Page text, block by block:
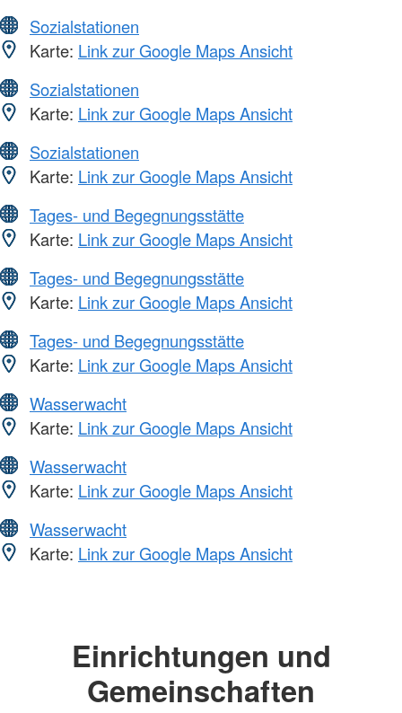
Sozialstationen
Karte: Link zur Google Maps Ansicht
Sozialstationen
Karte: Link zur Google Maps Ansicht
Sozialstationen
Karte: Link zur Google Maps Ansicht
Tages- und Begegnungsstätte
Karte: Link zur Google Maps Ansicht
Tages- und Begegnungsstätte
Karte: Link zur Google Maps Ansicht
Tages- und Begegnungsstätte
Karte: Link zur Google Maps Ansicht
Wasserwacht
Karte: Link zur Google Maps Ansicht
Wasserwacht
Karte: Link zur Google Maps Ansicht
Wasserwacht
Karte: Link zur Google Maps Ansicht
Einrichtungen und
Gemeinschaften